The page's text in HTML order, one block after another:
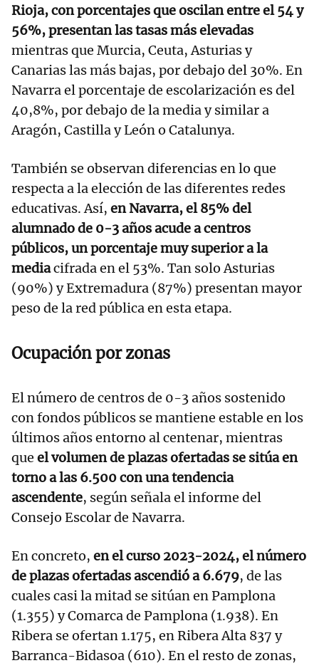
Rioja, con porcentajes que oscilan entre el 54 y
56%, presentan las tasas más elevadas
mientras que Murcia, Ceuta, Asturias y
Canarias las más bajas, por debajo del 30%. En
Navarra el porcentaje de escolarización es del
40,8%, por debajo de la media y similar a
Aragón, Castilla y León o Catalunya.
También se observan diferencias en lo que
respecta a la elección de las diferentes redes
educativas. Así, en Navarra, el 85% del
alumnado de 0-3 años acude a centros
públicos, un porcentaje muy superior a la
mediacifrada en el 53%. Tan solo Asturias
(90%) y Extremadura (87%) presentan mayor
peso de la red pública en esta etapa.
Ocupación por zonas
El número de centros de 0-3 años sostenido
con fondos públicos se mantiene estable en los
últimos años entorno al centenar, mientras
que el volumen de plazas ofertadas se sitúa en
torno a las 6.500 con una tendencia
ascendente, según señala el informe del
Consejo Escolar de Navarra.
En concreto, en el curso 2023-2024, el número
de plazas ofertadas ascendió a 6.679, de las
cuales casi la mitad se sitúan en Pamplona
(1.355) y Comarca de Pamplona (1.938). En
Ribera se ofertan 1.175, en Ribera Alta 837 y
Barranca-Bidasoa (610). En el resto de zonas,